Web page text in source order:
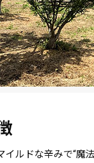
ルドな辛みで“魔